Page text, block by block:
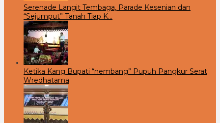
Serenade Langit Tembaga, Parade Kesenian dan
“Sejumput” Tanah Tiap K…
Ketika Kang Bupati “nembang” Pupuh Pangkur Serat
Wredhatama